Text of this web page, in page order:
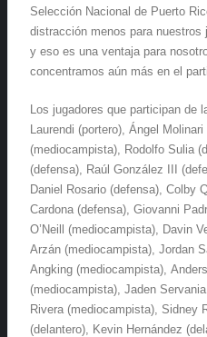
Selección Nacional de Puerto
distracción menos para
y eso es una ventaja para
concentramos aún más en el
Los jugadores que participan de
Laurendi (portero), Ángel
(mediocampista), Rodolfo Sulia
(defensa), Raúl González III
Daniel Rosario (defensa), Colby
Cardona (defensa), Giovanni
O’Neill (mediocampista), Davin
Arzán (mediocampista), Jordan
Angking (mediocampista),
(mediocampista), Jaden
Rivera (mediocampista), Sidney
(delantero), Kevin Hernández